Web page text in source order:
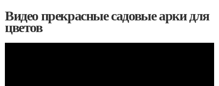
Видео прекрасные садовые арки для
цветов